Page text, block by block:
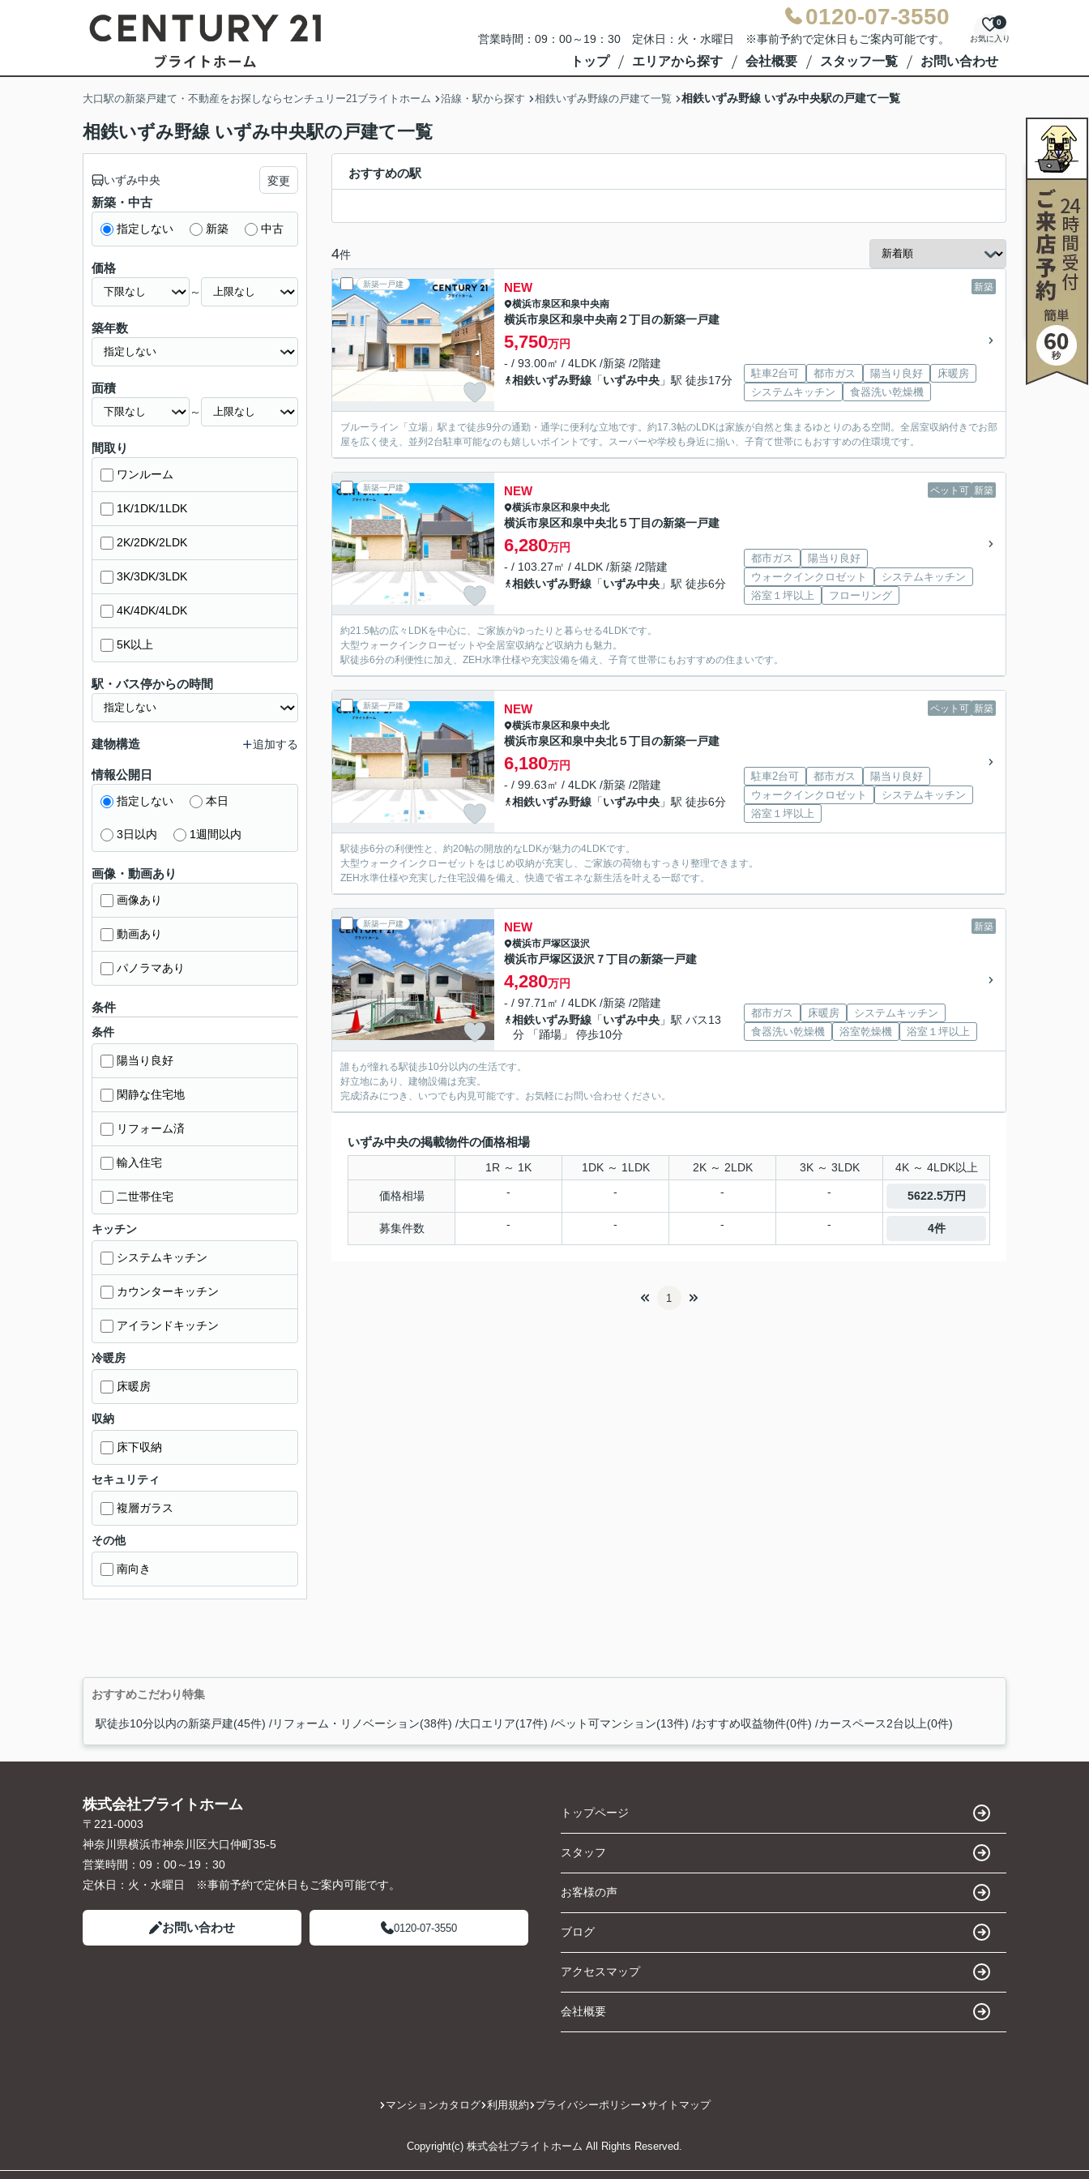
0120-07-3550
営業時間：09：00～19：30 定休日：火・水曜日 ※事前予約で定休日もご案内可能です。 お気に入り
0
トップ エリアから探す 会社概要 スタッフ一覧 お問い合わせ
大口駅の新築戸建て・不動産をお探しならセンチュリー21ブライトホーム 沿線・駅から探す 相鉄いずみ野線の戸建て一覧 相鉄いずみ野線 いずみ中央駅の戸建て一覧
相鉄いずみ野線 いずみ中央駅の戸建て一覧
おすすめの駅
4件
新築一戸建 新築
NEW
横浜市泉区和泉中央南
横浜市泉区和泉中央南２丁目の新築一戸建
5,750万円
- / 93.00㎡ / 4LDK /新築 /2階建
相鉄いずみ野線 「いずみ中央 」駅 徒歩17分
駐車2台可 都市ガス 陽当り良好
床暖房
システムキッチン
食器洗い乾燥機
ブルーライン「立場」駅まで徒歩9分の通勤・通学に便利な立地です。約17.3帖のLDKは家族が自然と集まるゆとりのある空間。全居室収納付きでお部
屋を広く使え、並列2台駐車可能なのも嬉しいポイントです。スーパーや学校も身近に揃い、子育て世帯にもおすすめの住環境です。
新築一戸建 ペット可 新築
NEW
横浜市泉区和泉中央北
横浜市泉区和泉中央北５丁目の新築一戸建
6,280万円
- / 103.27㎡ / 4LDK /新築 /2階建
相鉄いずみ野線 「いずみ中央 」駅 徒歩6分
都市ガス
陽当り良好
ウォークインクロゼット
システムキッチン
浴室１坪以上
フローリング
約21.5帖の広々LDKを中心に、ご家族がゆったりと暮らせる4LDKです。
大型ウォークインクローゼットや全居室収納など収納力も魅力。
駅徒歩6分の利便性に加え、ZEH水準仕様や充実設備を備え、子育て世帯にもおすすめの住まいです。
新築一戸建 ペット可 新築
NEW
横浜市泉区和泉中央北
横浜市泉区和泉中央北５丁目の新築一戸建
6,180万円
- / 99.63㎡ / 4LDK /新築 /2階建
相鉄いずみ野線 「いずみ中央 」駅 徒歩6分
駐車2台可 都市ガス
陽当り良好
ウォークインクロゼット
システムキッチン
浴室１坪以上
駅徒歩6分の利便性と、約20帖の開放的なLDKが魅力の4LDKです。
大型ウォークインクローゼットをはじめ収納が充実し、ご家族の荷物もすっきり整理できます。
ZEH水準仕様や充実した住宅設備を備え、快適で省エネな新生活を叶える一邸です。
新築一戸建 新築
NEW
横浜市戸塚区汲沢
横浜市戸塚区汲沢７丁目の新築一戸建
4,280万円
- / 97.71㎡ / 4LDK /新築 /2階建
相鉄いずみ野線 「いずみ中央 」駅 バス13
分 「踊場」 停歩10分
都市ガス 床暖房
システムキッチン
食器洗い乾燥機
浴室乾燥機 浴室１坪以上
誰もが憧れる駅徒歩10分以内の生活です。
好立地にあり、建物設備は充実。
完成済みにつき、いつでも内見可能です。お気軽にお問い合わせください。
いずみ中央の掲載物件の価格相場
1R ～ 1K 1DK ～ 1LDK 2K ～ 2LDK 3K ～ 3LDK 4K ～ 4LDK以上
価格相場 - - - - 5622.5万円
募集件数 - - - - 4件
1
いずみ中央 変更
新築・中古
指定しない 新築 中古
価格
～
築年数
面積
～
間取り
ワンルーム
1K/1DK/1LDK
2K/2DK/2LDK
3K/3DK/3LDK
4K/4DK/4LDK
5K以上
駅・バス停からの時間
建物構造 追加する
情報公開日
指定しない 本日
3日以内 1週間以内
画像・動画あり
画像あり
動画あり
パノラマあり
条件
条件
陽当り良好
閑静な住宅地
リフォーム済
輸入住宅
二世帯住宅
キッチン
システムキッチン
カウンターキッチン
アイランドキッチン
冷暖房
床暖房
収納
床下収納
セキュリティ
複層ガラス
その他
南向き
おすすめこだわり特集
駅徒歩10分以内の新築戸建(45件) リフォーム・リノベーション(38件) 大口エリア(17件) ペット可マンション(13件) おすすめ収益物件(0件) カースペース2台以上(0件)
株式会社ブライトホーム
〒221-0003
神奈川県横浜市神奈川区大口仲町35-5
営業時間： 09：00～19：30
定休日： 火・水曜日 ※事前予約で定休日もご案内可能です。
お問い合わせ 0120-07-3550
トップページ
スタッフ
お客様の声
ブログ
アクセスマップ
会社概要
マンションカタログ 利用規約 プライバシーポリシー サイトマップ
Copyright(c) 株式会社ブライトホーム All Rights Reserved.